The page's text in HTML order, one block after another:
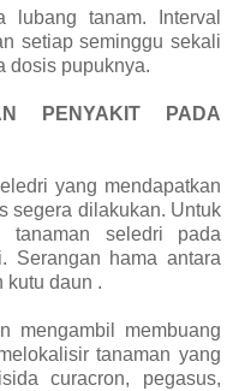
lubang tanam. Interval
setiap seminggu sekali
dosis pupuknya.
PENYAKIT PADA
yang mendapatkan
segera dilakukan. Untuk
tanaman seledri pada
Serangan hama antara
kutu daun .
mengambil membuang
tanaman yang
curacron, pegasus,